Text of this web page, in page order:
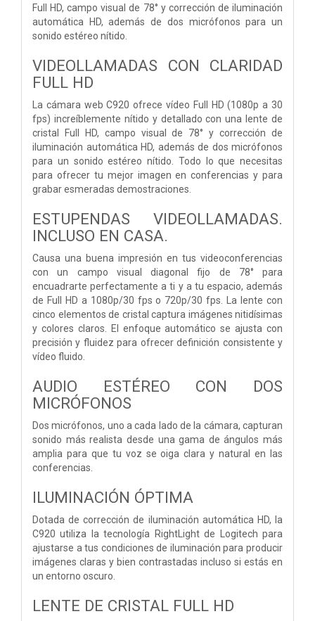
Full HD, campo visual de 78° y corrección de iluminación
automática HD, además de dos micrófonos para un
sonido estéreo nítido.
VIDEOLLAMADAS CON CLARIDAD
FULL HD
La cámara web C920 ofrece vídeo Full HD (1080p a 30
fps) increíblemente nítido y detallado con una lente de
cristal Full HD, campo visual de 78° y corrección de
iluminación automática HD, además de dos micrófonos
para un sonido estéreo nítido. Todo lo que necesitas
para ofrecer tu mejor imagen en conferencias y para
grabar esmeradas demostraciones.
ESTUPENDAS VIDEOLLAMADAS.
INCLUSO EN CASA.
Causa una buena impresión en tus videoconferencias
con un campo visual diagonal fijo de 78° para
encuadrarte perfectamente a ti y a tu espacio, además
de Full HD a 1080p/30 fps o 720p/30 fps. La lente con
cinco elementos de cristal captura imágenes nitidísimas
y colores claros. El enfoque automático se ajusta con
precisión y fluidez para ofrecer definición consistente y
vídeo fluido.
AUDIO ESTÉREO CON DOS
MICRÓFONOS
Dos micrófonos, uno a cada lado de la cámara, capturan
sonido más realista desde una gama de ángulos más
amplia para que tu voz se oiga clara y natural en las
conferencias.
ILUMINACIÓN ÓPTIMA
Dotada de corrección de iluminación automática HD, la
C920 utiliza la tecnología RightLight de Logitech para
ajustarse a tus condiciones de iluminación para producir
imágenes claras y bien contrastadas incluso si estás en
un entorno oscuro.
LENTE DE CRISTAL FULL HD